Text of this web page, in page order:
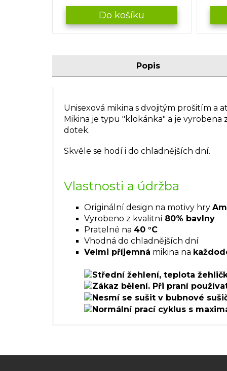
Do košíku
Popis
Unisexová mikina s dvojitým prošitím a
Mikina je typu "klokánka" a je vyrobena
dotek.
Skvěle se hodí i do chladnějších dní.
Vlastnosti a údržba
Originální design na motivy hry
Vyrobeno z kvalitní 80% bavlny
Pratelné na 40 °C
Vhodná do chladnějších dní
Velmi příjemná mikina na